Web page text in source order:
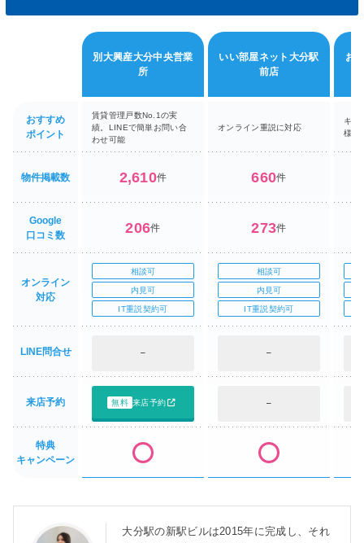
別大興産大分中央営業
所
いい部屋ネット大分駅
前店
お
おすすめ
ポイント
物件掲載数
Google
口コミ数
オンライン
対応
LINE問合せ
来店予約
特典
キャンペーン
賃貸管理戸数No.1の実
績。LINEで簡単お問い合
わせ可能
2,610件
206件
相談可
内見可
IT重説契約可
–
無料 来店予約
オンライン重説に対応
660件
273件
相談可
内見可
IT重説契約可
–
–
キッ
様連
大分駅の新駅ビルは2015年に完成し、それ